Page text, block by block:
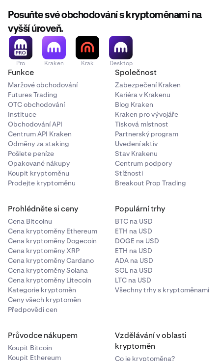
Posuňte své obchodování s kryptoměnami na
vyšší úroveň.
Pro Kraken Krak Desktop
Funkce
Maržové obchodování
Futures Trading
OTC obchodování
Instituce
Obchodování API
Centrum API Kraken
Odměny za staking
Pošlete peníze
Opakované nákupy
Koupit kryptoměnu
Prodejte kryptoměnu
Společnost
Zabezpečení Kraken
Kariéra v Krakenu
Blog Kraken
Kraken pro vývojáře
Tisková místnost
Partnerský program
Uvedení aktiv
Stav Krakenu
Centrum podpory
Stížnosti
Breakout Prop Trading
Prohlédněte si ceny
Cena Bitcoinu
Cena kryptoměny Ethereum
Cena kryptoměny Dogecoin
Cena kryptoměny XRP
Cena kryptoměny Cardano
Cena kryptoměny Solana
Cena kryptoměny Litecoin
Kategorie kryptoměn
Ceny všech kryptoměn
Předpovědi cen
Populární trhy
BTC na USD
ETH na USD
DOGE na USD
ETH na USD
ADA na USD
SOL na USD
LTC na USD
Všechny trhy s kryptoměnami
Průvodce nákupem
Koupit Bitcoin
Koupit Ethereum
Vzdělávání v oblasti
kryptoměn
Co je kryptoměna?